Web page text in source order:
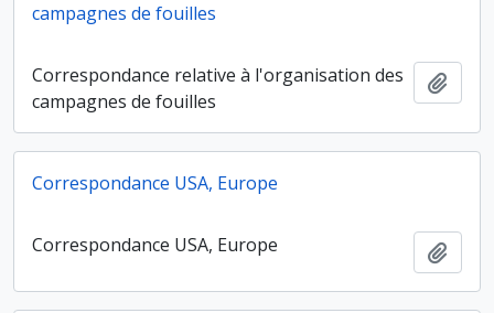
campagnes de fouilles
Correspondance relative à l'organisation des
campagnes de fouilles
Correspondance USA, Europe
Correspondance USA, Europe